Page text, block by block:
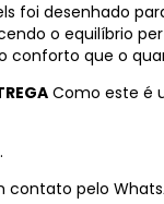
foi desenhado
o equilíbrio
conforto que o
Como este é
contato pelo